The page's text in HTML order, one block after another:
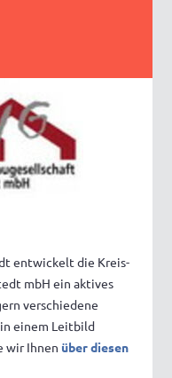
entwickelt die Kreis-
mbH ein aktives
verschiedene
einem Leitbild
wir Ihnen über diesen